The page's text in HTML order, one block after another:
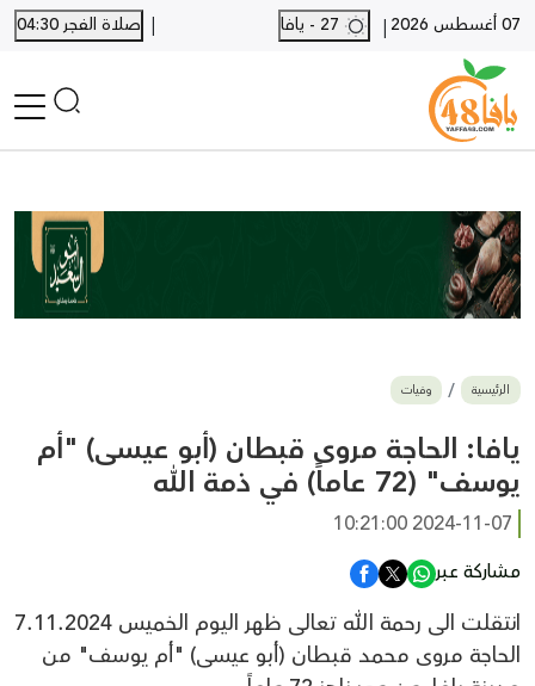
07 أغسطس 2026 |
| صلاة الفجر 04:30
أخبار محلية
أخبار يافا
SHORTS
أخبار اللد والرملة
بيع وشراء
أخبار القدس
وفيات
المزيد
الرئيسية وفيات
يافا: الحاجة مروى قبطان (أبو عيسى) "أم
يوسف" (72 عاماً) في ذمة الله
2024-11-07 10:21:00
مشاركة عبر
انتقلت الى رحمة الله تعالى ظهر اليوم الخميس 7.11.2024
الحاجة مروى محمد قبطان (أبو عيسى) "أم يوسف" من